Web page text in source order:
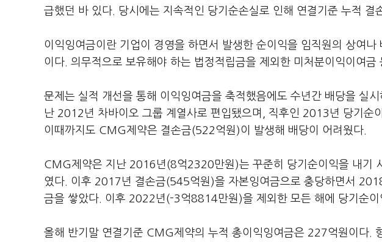
급했던 바 있다. 당시에는 지속적인 당기순손실로 인해 연결기준 누적 결
이익잉여금이란 기업이 경영을 하면서 발생한 순이익을 임직원의 상여
이다. 의무적으로 보유해야 하는 법정적립금을 제외한 미처분이익이여금
문제는 실적 개선을 통해 이익잉여금을 축적했음에도 수년간 배당을 실
난 2012년 차바이오 그룹 계열사로 편입됐으며, 직후인 2013년 당기순
이때까지도 CMG제약은 결손금(522억원)이 발생해 배당이 어려웠다.
CMG제약은 지난 2016년(8억2320만원)는 꾸준히 당기순이익을 내기
였다. 이후 2017년 결손금(545억원)을 자본잉여금으로 충당하면서
금을 쌓았다. 이후 2022년(-3억8814만원)을 제외한 모든 해에 당기순이
올해 반기말 연결기준 CMG제약의 누적 총이익잉여금은 227억원이다.